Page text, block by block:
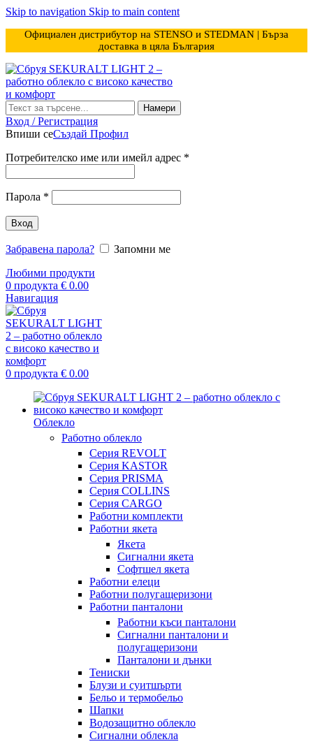
Skip to navigation Skip to main content
Официален дистрибутор на STENSO и STEDMAN | Бърза
доставка в цяла България
Намери
Вход / Регистрация
Впиши сеСъздай Профил
Потребителско име или имейл адрес *
Парола *
Вход
Забравена парола?
Запомни ме
Любими продукти
0 продукта € 0.00
Навигация
0 продукта € 0.00
Облекло
Работно облекло
Серия REVOLT
Серия KASTOR
Серия PRISMA
Серия COLLINS
Серия CARGO
Работни комплекти
Работни якета
Якета
Сигнални якета
Софтшел якета
Работни елеци
Работни полугащеризони
Работни панталони
Работни къси панталони
Сигнални панталони и
полугащеризони
Панталони и дънки
Тениски
Блузи и суитшърти
Бельо и термобельо
Шапки
Водозащитно облекло
Сигнални облекла